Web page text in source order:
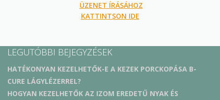
ÜZENET ÍRÁSÁHOZ
KATTINTSON IDE
LEGUTÓBBI BEJEGYZÉSEK
HATÉKONYAN KEZELHETŐK-E A KEZEK PORCKOPÁSA B-
CURE LÁGYLÉZERREL?
HOGYAN KEZELHETŐK AZ IZOM EREDETŰ NYAK ÉS